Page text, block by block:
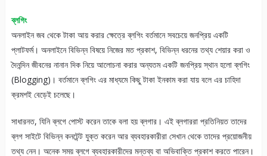
ব্লগিং
অনলাইন জব থেকে টাকা আয় করার ক্ষেত্রে ব্লগিং বর্তমানে সবচেয়ে জনপ্রিয় একটি
প্লাটফর্ম। অনলাইনে বিভিন্ন বিষয়ে নিজের মত প্রকাশ, বিভিন্ন ধরনের তথ্য শেয়ার করা ও
দৈনন্দিন জীবনের নানান দিক নিয়ে আলোচনা করার অন্যতম একটি জনপ্রিয় স্থান হলো ব্লগিং
(Blogging)। বর্তমানে ব্লগিং এর মাধ্যমে কিছু টাকা ইনকাম করা যায় বলে এর চাহিদা
ক্রমশই বেড়েই চলেছে।
সাধারনত, যিনি ব্লগে পোস্ট করেন তাকে বলা হয় ব্লগার। এই ব্লগাররা প্রতিনিয়ত তাদের
ব্লগ সাইটে বিভিন্ন কনটেন্ট যুক্ত করেন আর ব্যবহারকারীরা সেখান থেকে তাদের প্রয়োজনীয়
তথ্য নেন। অনেক সময় ব্লগে ব্যবহারকারীদের মন্তব্য বা অভিবাক্তি প্রকাশ করতে পারেন।